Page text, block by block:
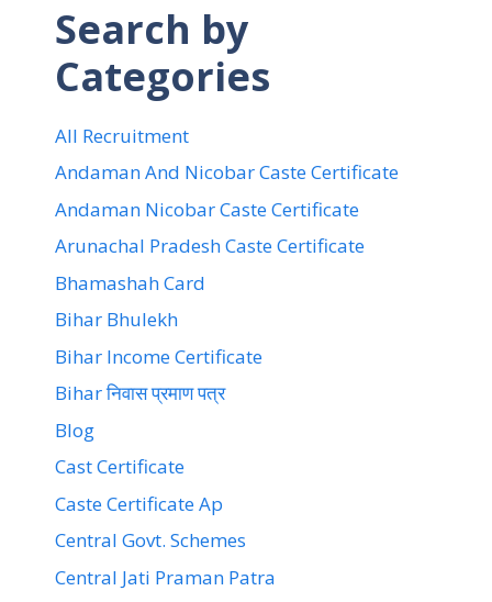
Search by
Categories
All Recruitment
Andaman And Nicobar Caste Certificate
Andaman Nicobar Caste Certificate
Arunachal Pradesh Caste Certificate
Bhamashah Card
Bihar Bhulekh
Bihar Income Certificate
Bihar निवास प्रमाण पत्र
Blog
Cast Certificate
Caste Certificate Ap
Central Govt. Schemes
Central Jati Praman Patra